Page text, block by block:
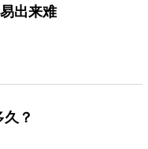
出来难
？